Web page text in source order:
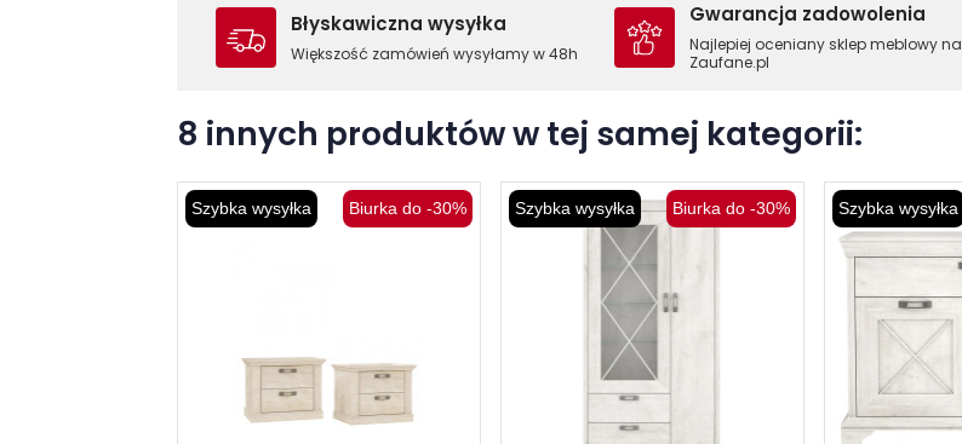
Błyskawiczna wysyłka
Większość zamówień wysyłamy w 48h
Gwarancja zadowolenia
Najlepiej oceniany sklep meblowy na
Zaufane.pl
8 innych produktów w tej samej kategorii:
Szybka wysyłka Biurka do -30% Szybka wysyłka Biurka do -30% Szybka wysyłka